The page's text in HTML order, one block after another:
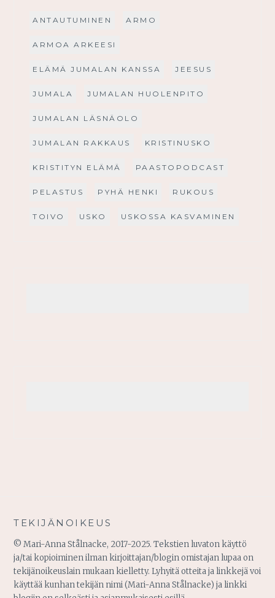
ANTAUTUMINEN ARMO
ARMOA ARKEESI
ELÄMÄ JUMALAN KANSSA JEESUS
JUMALA JUMALAN HUOLENPITO
JUMALAN LÄSNÄOLO
JUMALAN RAKKAUS KRISTINUSKO
KRISTITYN ELÄMÄ PAASTOPODCAST
PELASTUS PYHÄ HENKI RUKOUS
TOIVO USKO USKOSSA KASVAMINEN
TEKIJÄNOIKEUS
© Mari-Anna Stålnacke, 2017-2025. Tekstien luvaton käyttö
ja/tai kopioiminen ilman kirjoittajan/blogin omistajan lupaa on
tekijänoikeuslain mukaan kielletty. Lyhyitä otteita ja linkkejä voi
käyttää kunhan tekijän nimi (Mari-Anna Stålnacke) ja linkki